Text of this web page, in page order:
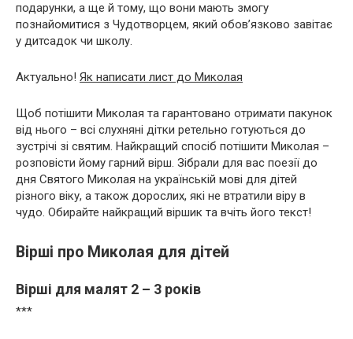
подарунки, а ще й тому, що вони мають змогу
познайомитися з Чудотворцем, який обов’язково завітає
у дитсадок чи школу.
Актуально! Як написати лист до Миколая
Щоб потішити Миколая та гарантовано отримати пакунок
від нього – всі слухняні дітки ретельно готуються до
зустрічі зі святим. Найкращий спосіб потішити Миколая –
розповісти йому гарний вірш. Зібрали для вас поезії до
дня Святого Миколая на українській мові для дітей
різного віку, а також дорослих, які не втратили віру в
чудо. Обирайте найкращий віршик та вчіть його текст!
Вірші про Миколая для дітей
Вірші для малят 2 – 3 років
***